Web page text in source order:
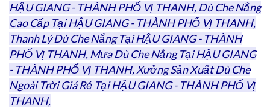
HẬU GIANG - THÀNH PHỐ VỊ THANH, Dù Che Nắng
Cao Cấp Tại HẬU GIANG - THÀNH PHỐ VỊ THANH,
Thanh Lý Dù Che Nắng Tại HẬU GIANG - THÀNH
PHỐ VỊ THANH, Mưa Dù Che Nắng Tại HẬU GIANG
- THÀNH PHỐ VỊ THANH, Xưởng Sản Xuất Dù Che
Ngoài Trời Giá Rẻ Tại HẬU GIANG - THÀNH PHỐ VỊ
THANH,